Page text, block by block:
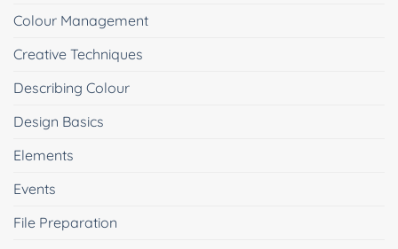
Colour Management
Creative Techniques
Describing Colour
Design Basics
Elements
Events
File Preparation